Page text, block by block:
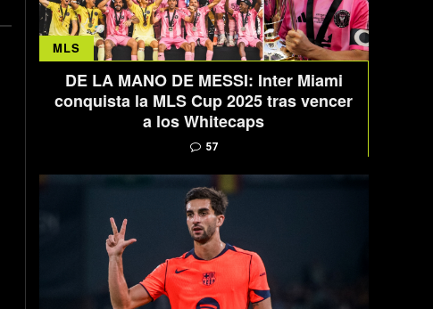
MLS
DE LA MANO DE MESSI: Inter Miami
conquista la MLS Cup 2025 tras vencer
a los Whitecaps
57